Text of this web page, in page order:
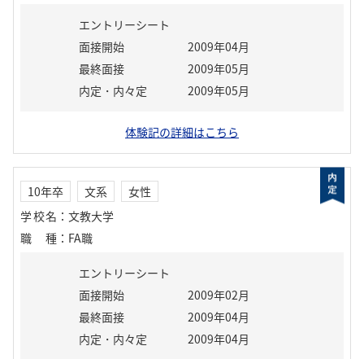
エントリーシート
面接開始
2009年04月
最終面接
2009年05月
内定・内々定
2009年05月
体験記の詳細はこちら
10年卒 文系
女性
学校名 ： 文教大学
職種 ： FA職
エントリーシート
面接開始
2009年02月
最終面接
2009年04月
内定・内々定
2009年04月